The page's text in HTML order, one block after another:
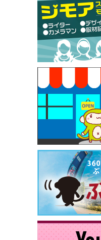
【ジモア限定特
50円（Premiere
[有効期限]2026年9月30日
焼き餃子 一皿サ
早稲田店）
[有効期限]2026年9月30日